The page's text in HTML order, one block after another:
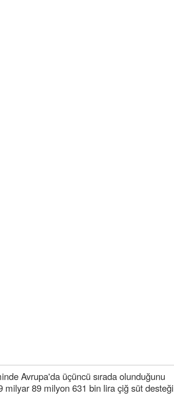
Avrupa'da üçüncü sırada olunduğunu
milyar 89 milyon 631 bin lira çiğ süt desteği
bir
ve
Ben